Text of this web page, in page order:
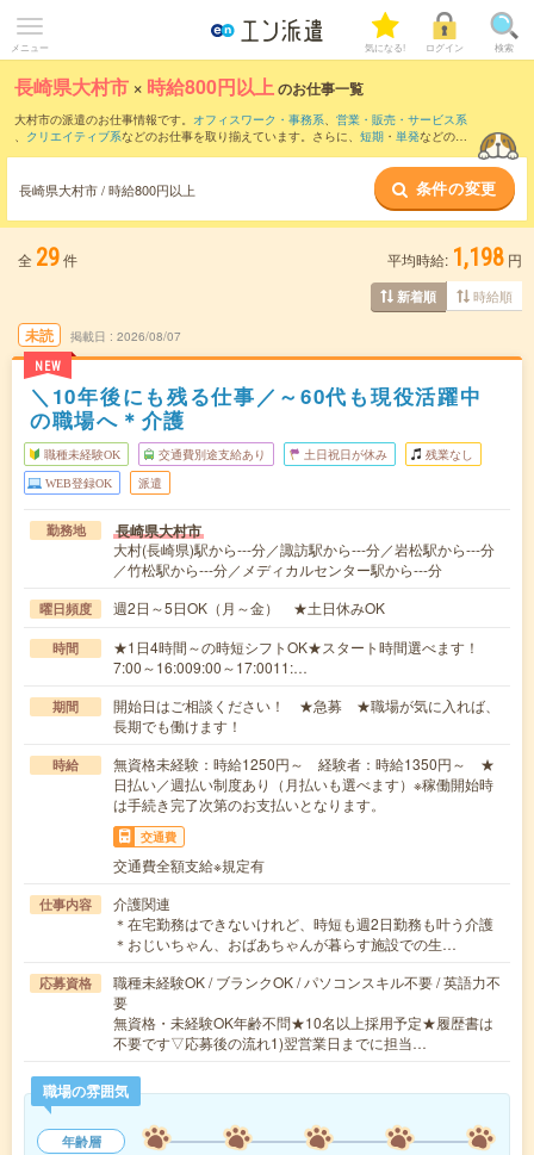
メニュー 気になる! ログイン 検索
長崎県大村市 × 時給800円以上のお仕事一覧
大村市の派遣のお仕事情報です。 オフィスワーク・事務系、 営業・販売・サービス系
、 クリエイティブ系などのお仕事を取り揃えています。さらに、 短期 ・ 単発などの期
時給1050円以上 ・1800円以上の求人はこちら
当サイトでは法令を遵守し、最低賃金以上の求人のみを掲載しています。
長崎県大村市 / 時給800円以上 条件の変更
全 29件 平均時給: 1,198 円
新着順 時給順
未読
NEW
掲載日 2026/08/07
＼10年後にも残る仕事／～60代も現役活躍中
の職場へ＊介護
職種未経験OK 交通費別途支給あり 土日祝日が休み 残業なし
WEB登録OK 派遣
勤務地 長崎県大村市
大村(長崎県)駅から---分／諏訪駅から---分／岩松駅から---分
／竹松駅から---分／メディカルセンター駅から---分
曜日頻度 週2日～5日OK（月～金） ★土日休みOK
時間
★1日4時間～の時短シフトOK★スタート時間選べます！
7:00～16:009:00～17:0011:…
期間
開始日はご相談ください！ ★急募 ★職場が気に入れば、
長期でも働けます！
時給
無資格未経験：時給1250円～ 経験者：時給1350円～ ★
日払い／週払い制度あり（月払いも選べます）※稼働開始時
は手続き完了次第のお支払いとなります。
交通費
交通費全額支給※規定有
仕事内容
介護関連
＊在宅勤務はできないけれど、時短も週2日勤務も叶う介護
＊おじいちゃん、おばあちゃんが暮らす施設での生…
応募資格
職種未経験OK / ブランクOK / パソコンスキル不要 / 英語力不
要
無資格・未経験OK年齢不問★10名以上採用予定★履歴書は
不要です▽応募後の流れ1)翌営業日までに担当…
職場の雰囲気
年齢層